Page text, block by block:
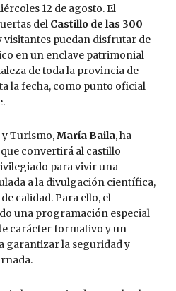
12 de agosto. El
del Castillo de las 300
visitantes puedan disfrutar de
en un enclave patrimonial
de toda la provincia de
la fecha, como punto oficial
y Turismo,María Baila, ha
convertirá al castillo
para vivir una
a la divulgación científica,
calidad. Para ello, el
una programación especial
carácter formativo y un
garantizar la seguridad y